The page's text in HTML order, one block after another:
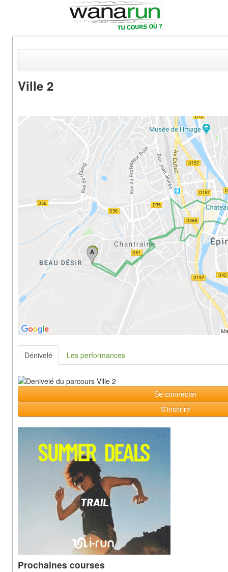
Equipements & Tests
Parcours & Courses
Outils & Réseaux
Ville 2
Dénivelé Les performances
Se connecter
S'inscrire
Prochaines courses